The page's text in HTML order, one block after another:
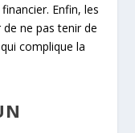
Enfin, les
ne pas tenir de
complique la